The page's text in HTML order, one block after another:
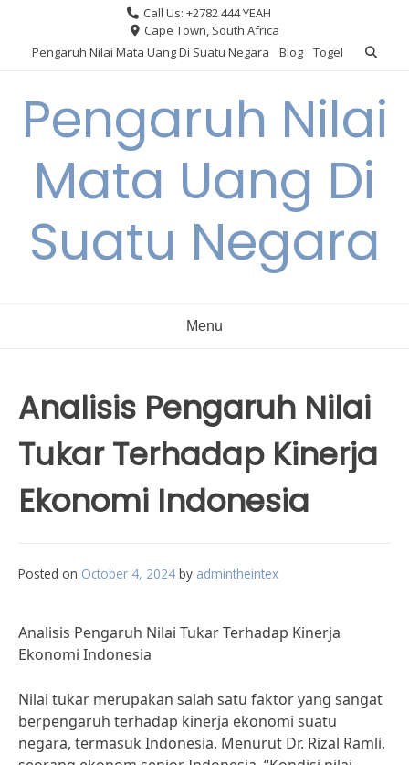
content
Call Us: +2782 444 YEAH
Cape Town, South Africa
Pengaruh Nilai Mata Uang Di Suatu Negara
Blog Togel
Pengaruh Nilai
Mata Uang Di
Suatu Negara
Menu
Analisis Pengaruh Nilai
Tukar Terhadap Kinerja
Ekonomi Indonesia
Posted on October 4, 2024 by admintheintex
Analisis Pengaruh Nilai Tukar Terhadap Kinerja
Ekonomi Indonesia
Nilai tukar merupakan salah satu faktor yang sangat
berpengaruh terhadap kinerja ekonomi suatu
negara, termasuk Indonesia. Menurut Dr. Rizal Ramli,